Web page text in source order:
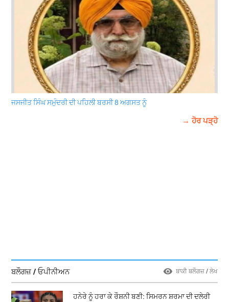
ਜਸਜੀਤ ਸਿੰਘ ਸਮੁੰਦਰੀ ਦੀ ਪਹਿਲੀ ਬਰਸੀ 8 ਅਗਸਤ ਨੂੰ
→ ਹੋਰ ਪੜ੍ਹੋ
ਬਲੌਗਜ਼ / ਓਪੀਨੀਅਨ ਬਾਕੀ ਬਲੌਗਜ਼ / ਲੇਖ
ਹਨੇਰੇ ਨੂੰ ਹਰਾ ਕੇ ਰੌਸ਼ਨੀ ਬਣੀ: ਸਿਮਰਨ ਸ਼ਰਮਾ ਦੀ ਦਲੇਰੀ